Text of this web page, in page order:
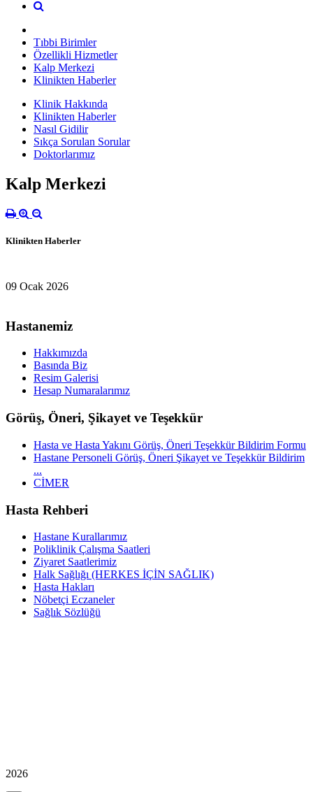
Tıbbi Birimler
Özellikli Hizmetler
Kalp Merkezi
Klinikten Haberler
Klinik Hakkında
Klinikten Haberler
Nasıl Gidilir
Sıkça Sorulan Sorular
Doktorlarımız
Kalp Merkezi
Klinikten Haberler
09 Ocak 2026
Hastanemiz
Hakkımızda
Basında Biz
Resim Galerisi
Hesap Numaralarımız
Görüş, Öneri, Şikayet ve Teşekkür
Hasta ve Hasta Yakını Görüş, Öneri Teşekkür Bildirim Formu
Hastane Personeli Görüş, Öneri Şikayet ve Teşekkür Bildirim
...
CİMER
Hasta Rehberi
Hastane Kurallarımız
Poliklinik Çalışma Saatleri
Ziyaret Saatlerimiz
Halk Sağlığı (HERKES İÇİN SAĞLIK)
Hasta Hakları
Nöbetçi Eczaneler
Sağlık Sözlüğü
2026